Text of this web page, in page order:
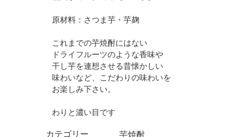
原材料：さつま芋・芋麹
これまでの芋焼酎にはない
ドライフルーツのような香味や
干し芋を連想させる昔懐かしい
味わいなど、こだわりの味わいを
お楽しみ下さい。
わりと濃い目です
カテゴリー 芋焼酎